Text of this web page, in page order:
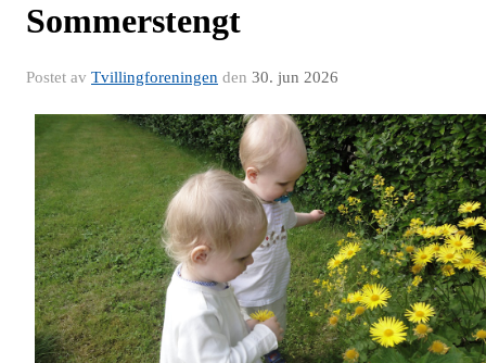
Sommerstengt
Postet av Tvillingforeningen den 30. jun 2026